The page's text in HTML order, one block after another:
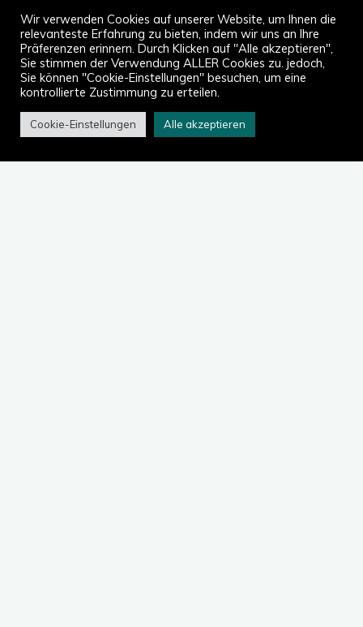
Start2024
Wir verwenden Cookies auf unserer Website, um Ihnen die
relevanteste Erfahrung zu bieten, indem wir uns an Ihre
Präferenzen erinnern. Durch Klicken auf "Alle akzeptieren",
Sie stimmen der Verwendung ALLER Cookies zu. jedoch,
Sie können "Cookie-Einstellungen" besuchen, um eine
kontrollierte Zustimmung zu erteilen.
Cookie-Einstellungen Alle akzeptieren